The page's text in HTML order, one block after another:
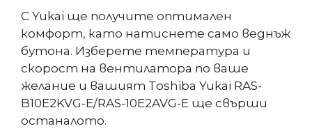
С Yukai ще получите оптимален
комфорт, като натиснете само веднъж
бутона. Изберете температура и
скорост на вентилатора по ваше
желание и вашият Toshiba Yukai RAS-
B10Е2KVG-E/RAS-10Е2AVG-E ще свърши
останалото.